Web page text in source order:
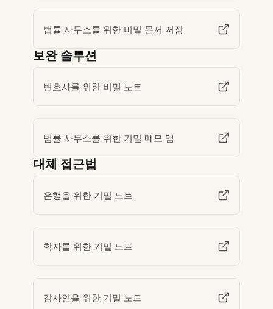
법률 사무소를 위한 비밀 문서 저장
보완 솔루션
변호사를 위한 비밀 노트
법률 사무소를 위한 기밀 메모 앱
대체 접근법
은행을 위한 기밀 노트
학자를 위한 기밀 노트
감사인을 위한 기밀 노트